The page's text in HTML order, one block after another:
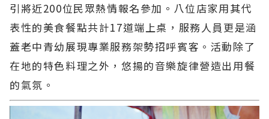
引將近200位民眾熱情報名參加。八位店家用其代
表性的美食餐點共計17道端上桌，服務人員更是涵
蓋老中青幼展現專業服務架勢招呼賓客。活動除了
在地的特色料理之外，悠揚的音樂旋律營造出用餐
的氣氛。